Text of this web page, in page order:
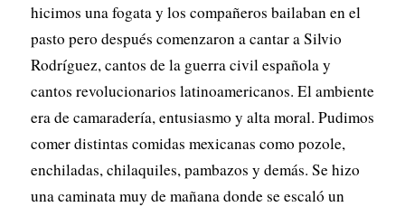
hicimos una fogata y los compañeros bailaban en el
pasto pero después comenzaron a cantar a Silvio
Rodríguez, cantos de la guerra civil española y
cantos revolucionarios latinoamericanos. El ambiente
era de camaradería, entusiasmo y alta moral. Pudimos
comer distintas comidas mexicanas como pozole,
enchiladas, chilaquiles, pambazos y demás. Se hizo
una caminata muy de mañana donde se escaló un